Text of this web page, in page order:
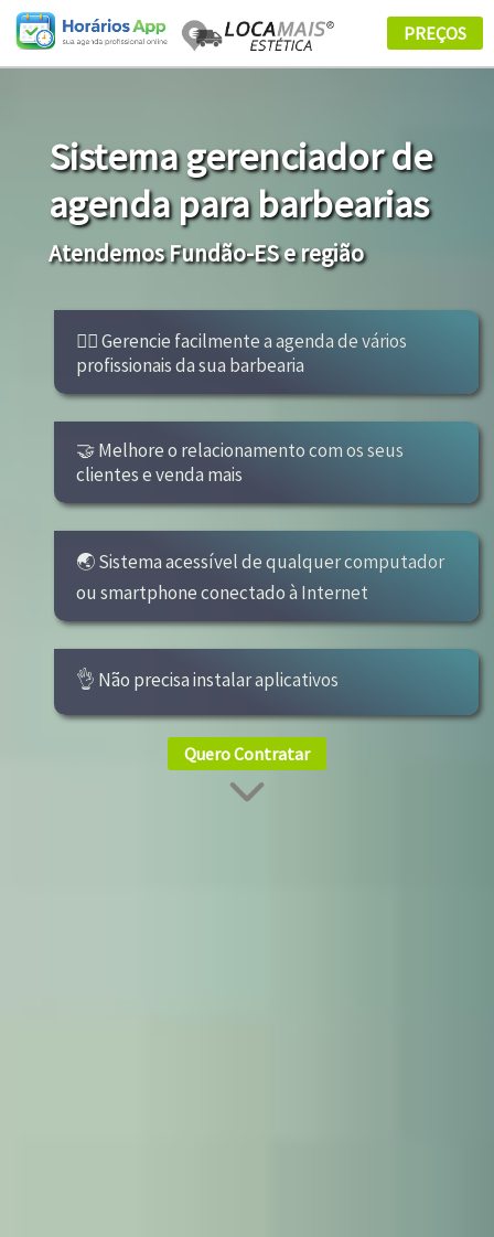
Sistema gerenciador de
agenda para barbearias
Atendemos Fundão-ES e região
👩‍⚕ Gerencie facilmente a agenda de vários
profissionais da sua barbearia
🤝 Melhore o relacionamento com os seus
clientes e venda mais
🌏 Sistema acessível de qualquer computador
ou smartphone conectado à Internet
👌 Não precisa instalar aplicativos